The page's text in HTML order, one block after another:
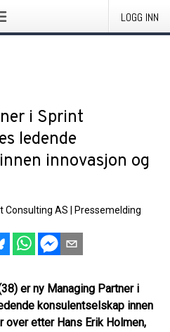
LOGG INN
i Sprint
ledende
innovasjon og
Consulting AS Pressemelding
er ny Managing Partner i
konsulentselskap innen
over etter Hans Erik Holmen,